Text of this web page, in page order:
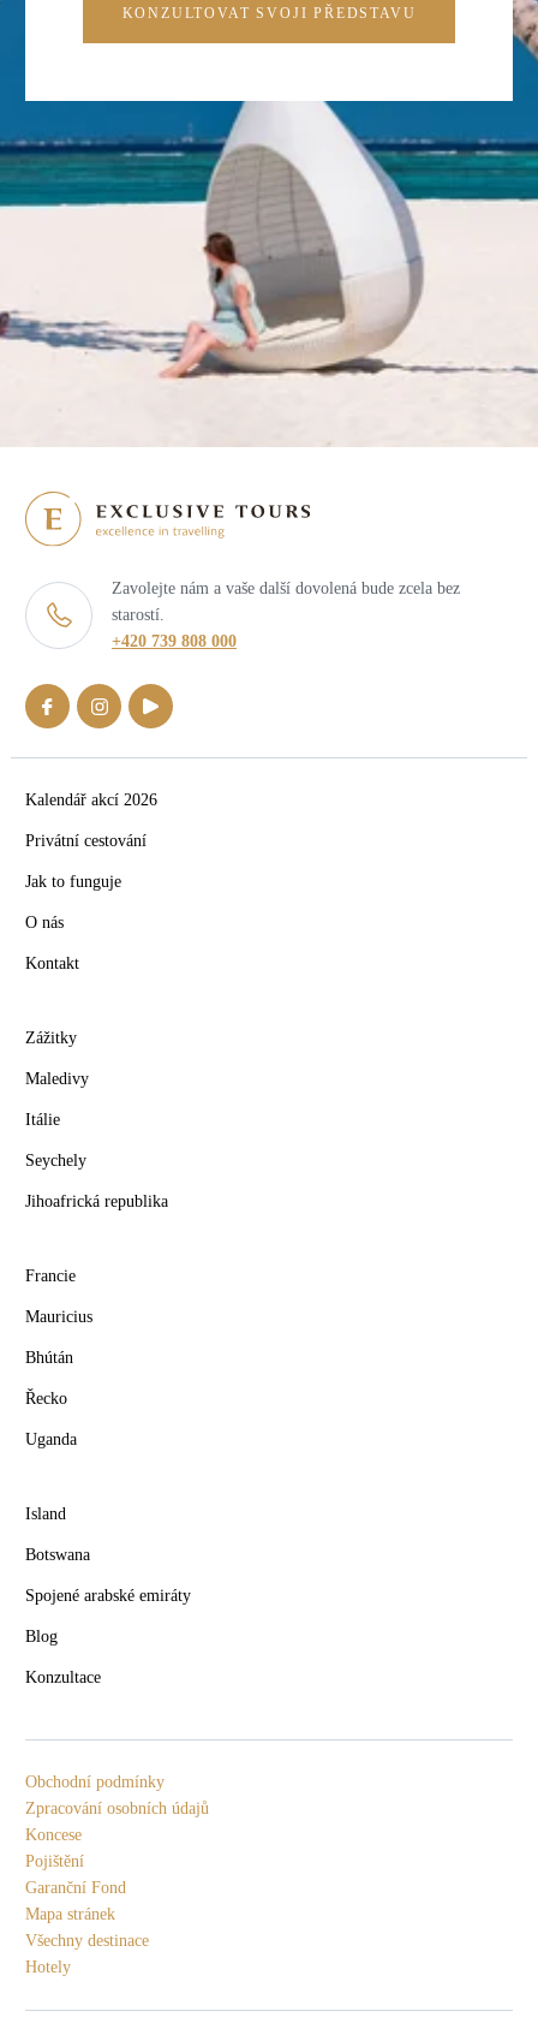
KONZULTOVAT SVOJI PŘEDSTAVU
Zavolejte nám a vaše další dovolená bude zcela bez
starostí.
+420 739 808 000
Kalendář akcí 2026
Privátní cestování
Jak to funguje
O nás
Kontakt
Zážitky
Maledivy
Itálie
Seychely
Jihoafrická republika
Francie
Mauricius
Bhútán
Řecko
Uganda
Island
Botswana
Spojené arabské emiráty
Blog
Konzultace
Obchodní podmínky
Zpracování osobních údajů
Koncese
Pojištění
Garanční Fond
Mapa stránek
Všechny destinace
Hotely